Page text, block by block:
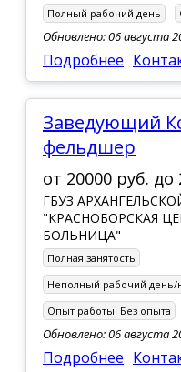
Полный рабочий день
Обновлено: 06 августа
Подробнее
Заведующий Комаровским ФАП-
фельдшер
от 20000 руб. до
ГБУЗ
"КРАСНОБОРСКАЯ
БОЛЬНИЦА"
Полная занятость
Неполный рабочий день/
Опыт работы: Без опыта
Обновлено: 06 августа
Подробнее